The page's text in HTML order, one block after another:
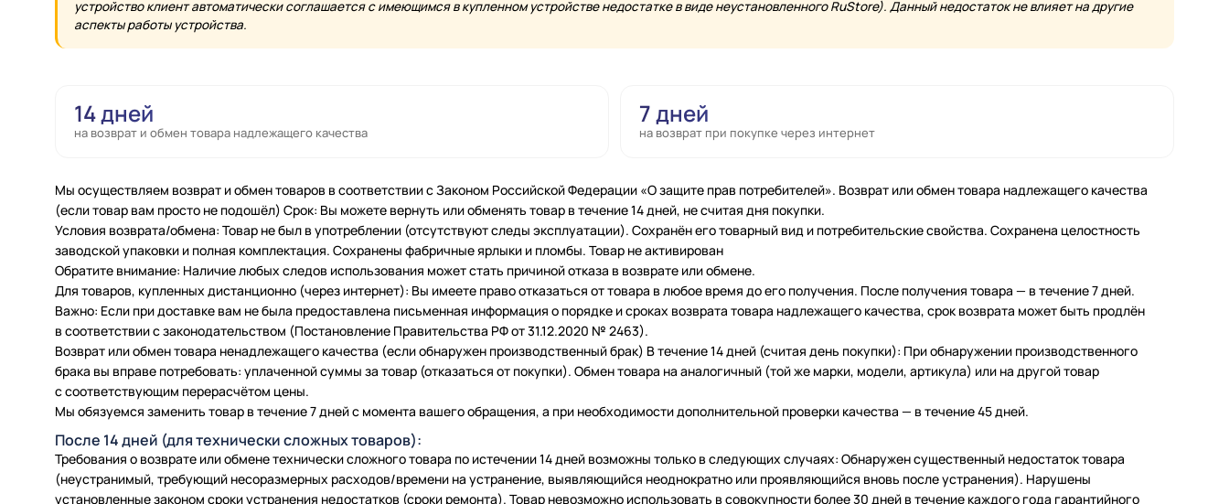
устройство клиент автоматически соглашается с имеющимся в купленном устройстве недостатке в виде неустановленного RuStore). Данный недостаток не влияет на другие
аспекты работы устройства.
14 дней
на возврат и обмен товара надлежащего качества
7 дней
на возврат при покупке через интернет
Мы осуществляем возврат и обмен товаров в соответствии с Законом Российской Федерации «О защите прав потребителей». Возврат или обмен товара надлежащего качества
(если товар вам просто не подошёл) Срок: Вы можете вернуть или обменять товар в течение 14 дней, не считая дня покупки.
Условия возврата/обмена: Товар не был в употреблении (отсутствуют следы эксплуатации). Сохранён его товарный вид и потребительские свойства. Сохранена целостность
заводской упаковки и полная комплектация. Сохранены фабричные ярлыки и пломбы. Товар не активирован
Обратите внимание: Наличие любых следов использования может стать причиной отказа в возврате или обмене.
Для товаров, купленных дистанционно (через интернет): Вы имеете право отказаться от товара в любое время до его получения. После получения товара — в течение 7 дней.
Важно: Если при доставке вам не была предоставлена письменная информация о порядке и сроках возврата товара надлежащего качества, срок возврата может быть продлён
в соответствии с законодательством (Постановление Правительства РФ от 31.12.2020 № 2463).
Возврат или обмен товара ненадлежащего качества (если обнаружен производственный брак) В течение 14 дней (считая день покупки): При обнаружении производственного
брака вы вправе потребовать: уплаченной суммы за товар (отказаться от покупки). Обмен товара на аналогичный (той же марки, модели, артикула) или на другой товар
с соответствующим перерасчётом цены.
Мы обязуемся заменить товар в течение 7 дней с момента вашего обращения, а при необходимости дополнительной проверки качества — в течение 45 дней.
После 14 дней (для технически сложных товаров):
Требования о возврате или обмене технически сложного товара по истечении 14 дней возможны только в следующих случаях: Обнаружен существенный недостаток товара
(неустранимый, требующий несоразмерных расходов/времени на устранение, выявляющийся неоднократно или проявляющийся вновь после устранения). Нарушены
установленные законом сроки устранения недостатков (сроки ремонта). Товар невозможно использовать в совокупности более 30 дней в течение каждого года гарантийного